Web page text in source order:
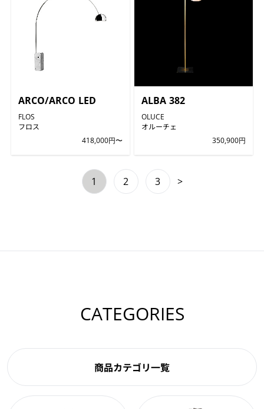
ARCO/ARCO LED
FLOS
フロス
418,000円〜
ALBA 382
OLUCE
オルーチェ
350,900円
1 2 3 >
CATEGORIES
商品カテゴリ一覧